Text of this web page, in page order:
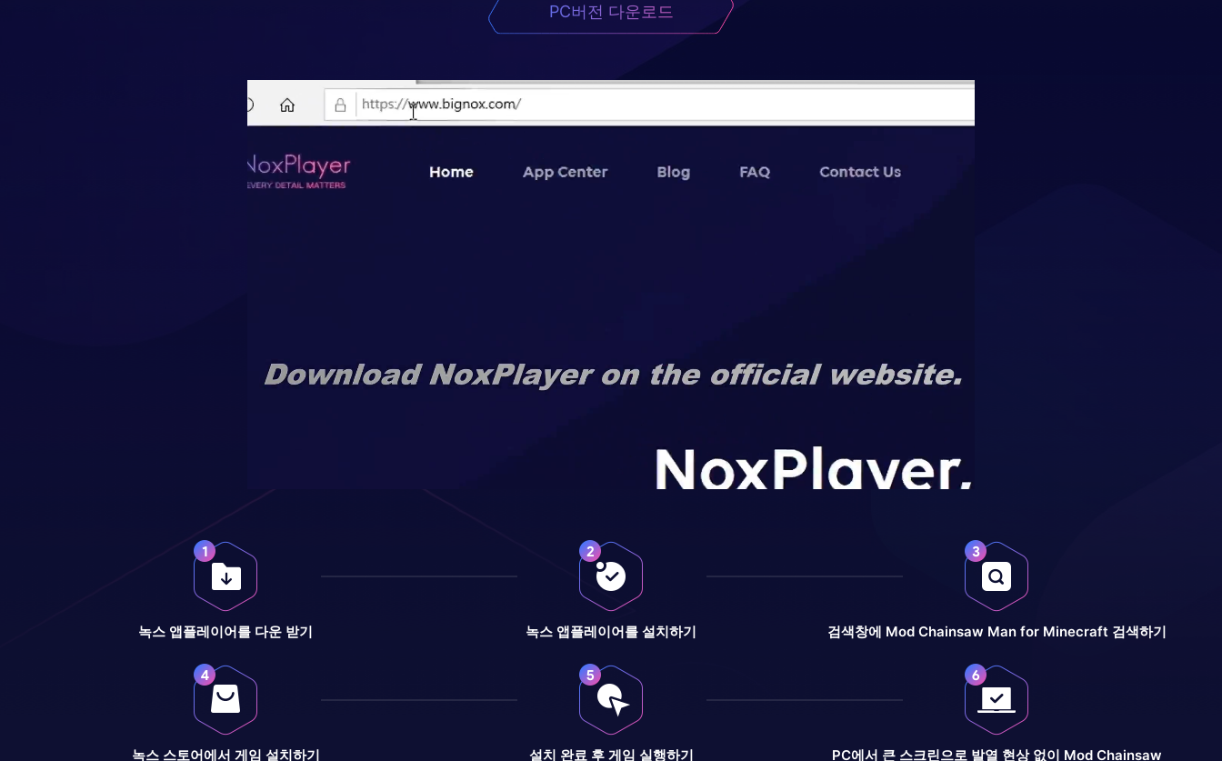
PC버전 다운로드
녹스 앱플레이어를 다운 받기 녹스 앱플레이어를 설치하기 검색창에 Mod Chainsaw Man for Minecraft 검색하기
녹스 스토어에서 게임 설치하기 설치 완료 후 게임 실행하기 PC에서 큰 스크린으로 발열 현상 없이 Mod Chainsaw